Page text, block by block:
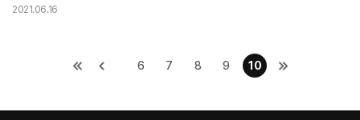
2021.06.16
6 7 8 9 10